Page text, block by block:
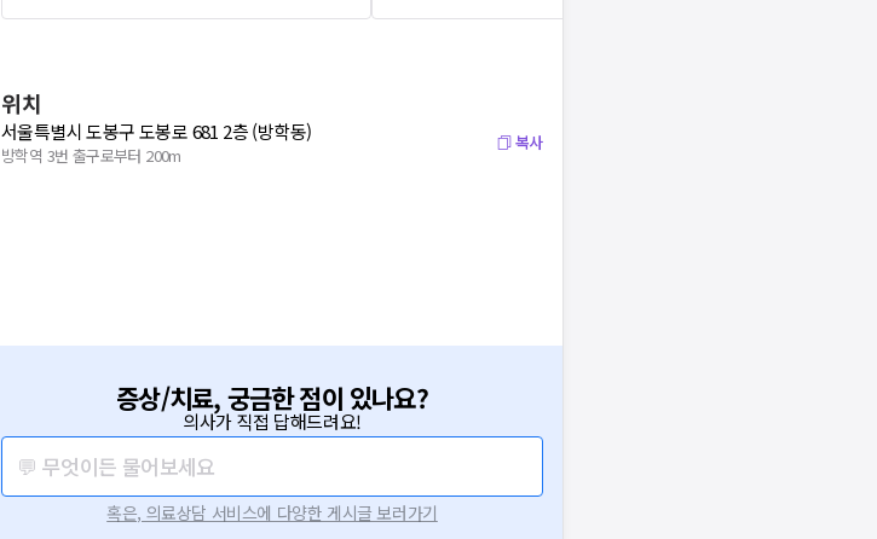
위치
서울특별시 도봉구 도봉로 681 2층 (방학동)
방학역 3번 출구로부터 200m
복사
증상/치료, 궁금한 점이 있나요?
의사가 직접 답해드려요!
💬 무엇이든 물어보세요
혹은, 의료상담 서비스에 다양한 게시글 보러가기